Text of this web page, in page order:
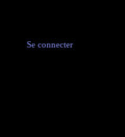
Se connecter